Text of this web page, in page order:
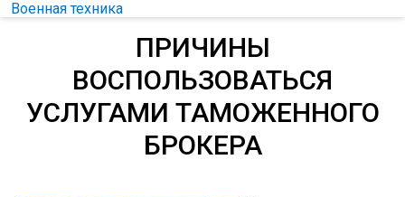
Военная техника
ПРИЧИНЫ
ВОСПОЛЬЗОВАТЬСЯ
УСЛУГАМИ ТАМОЖЕННОГО
БРОКЕРА